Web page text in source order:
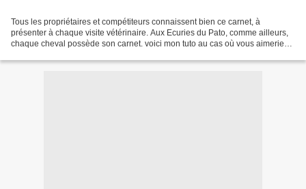
Tous les propriétaires et compétiteurs connaissent bien ce carnet, à
présenter à chaque visite vétérinaire. Aux Ecuries du Pato, comme ailleurs,
chaque cheval possède son carnet. voici mon tuto au cas où vous aimeriez